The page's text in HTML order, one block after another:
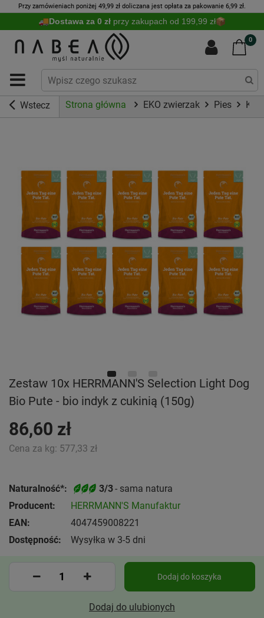
Przy zamówieniach poniżej 49,99 zł doliczana jest opłata za pakowanie 6,99 zł.
Dostawa za 0 zł przy zakupach od 199,99 zł
0
Wstecz Strona główna EKO zwierzak Pies
Zestaw 10x HERRMANN'S Selection Light Dog
Bio Pute - bio indyk z cukinią (150g)
Dostępność: Wysyłka w 3-5 dni
86,60 zł
Cena za kg: 577,33 zł
Dodaj do koszyka
Dodaj do ulubionych
Naturalność*: 3/3- sama natura
Producent:
HERRMANN'S Manufaktur
EAN:
4047459008221